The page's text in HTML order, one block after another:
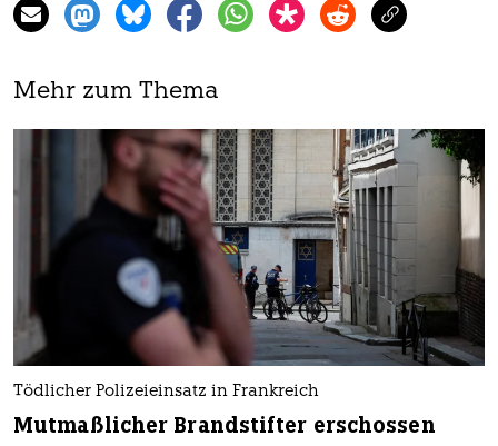
Mehr zum Thema
Tödlicher Polizeieinsatz in Frankreich
Mutmaßlicher Brandstifter erschossen